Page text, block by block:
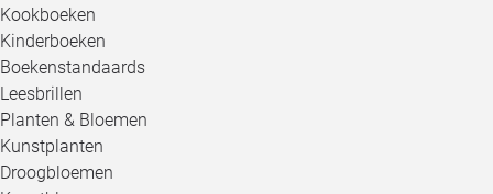
Kookboeken
Kinderboeken
Boekenstandaards
Leesbrillen
Planten & Bloemen
Kunstplanten
Droogbloemen